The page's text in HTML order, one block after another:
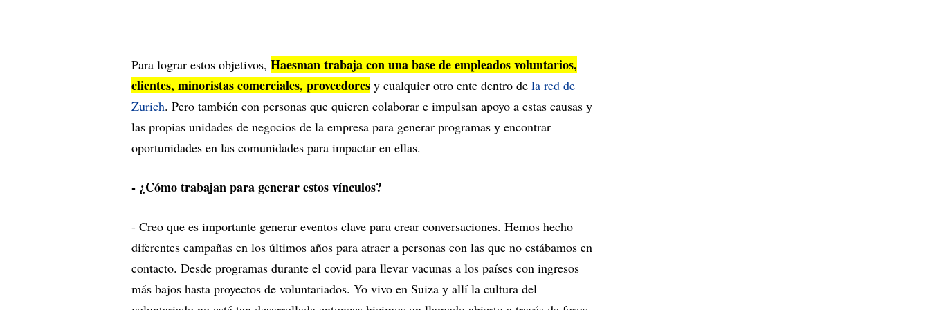
Para lograr estos objetivos, Haesman trabaja con una base de empleados voluntarios,
clientes, minoristas comerciales, proveedores y cualquier otro ente dentro de la red de
Zurich. Pero también con personas que quieren colaborar e impulsan apoyo a estas causas y
las propias unidades de negocios de la empresa para generar programas y encontrar
oportunidades en las comunidades para impactar en ellas.
- ¿Cómo trabajan para generar estos vínculos?
- Creo que es importante generar eventos clave para crear conversaciones. Hemos hecho
diferentes campañas en los últimos años para atraer a personas con las que no estábamos en
contacto. Desde programas durante el covid para llevar vacunas a los países con ingresos
más bajos hasta proyectos de voluntariados. Yo vivo en Suiza y allí la cultura del